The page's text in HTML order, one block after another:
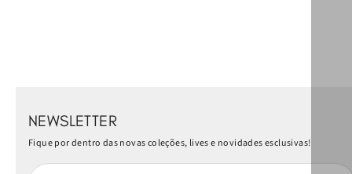
NEWSLETTER
Fique por dentro das novas coleções, lives e novidades esclusivas!